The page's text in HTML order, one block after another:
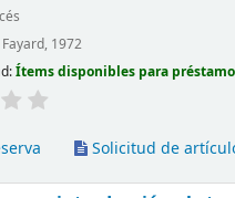
1972
Ítems disponibles para
Solicitud de